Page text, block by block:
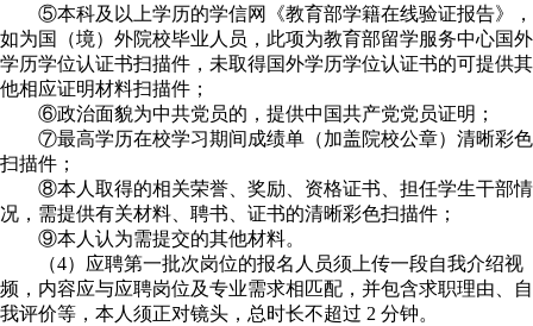
⑤本科及以上学历的学信网《教育部学籍在线验证报告》，
如为国（境）外院校毕业人员，此项为教育部留学服务中心国外
学历学位认证书扫描件，未取得国外学历学位认证书的可提供其
他相应证明材料扫描件；
⑥政治面貌为中共党员的，提供中国共产党党员证明；
⑦最高学历在校学习期间成绩单（加盖院校公章）清晰彩色
扫描件；
⑧本人取得的相关荣誉、奖励、资格证书、担任学生干部情
况，需提供有关材料、聘书、证书的清晰彩色扫描件；
⑨本人认为需提交的其他材料。
（4）应聘第一批次岗位的报名人员须上传一段自我介绍视
频，内容应与应聘岗位及专业需求相匹配，并包含求职理由、自
我评价等，本人须正对镜头，总时长不超过 2 分钟。